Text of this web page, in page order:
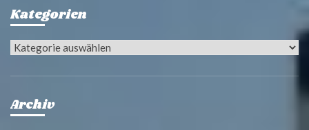
Kategorien
Kategorien
Archiv